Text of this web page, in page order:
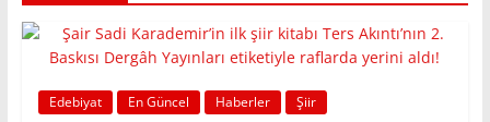
Edebiyat En Güncel Haberler Şiir